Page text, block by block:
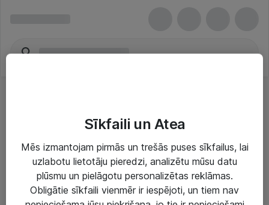
Risinājumi & Pakalpojumi
IT serviss un atbalsts
Sīkfaili un Atea
Mēs izmantojam pirmās un trešās puses sīkfailus, lai
uzlabotu lietotāju pieredzi, analizētu mūsu datu
plūsmu un pielāgotu personalizētas reklāmas.
Obligātie sīkfaili vienmēr ir iespējoti, un tiem nav